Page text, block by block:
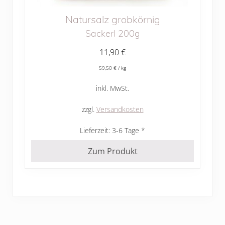
Natursalz grobkörnig
Sackerl 200g
11,90€
59,50 € /kg
inkl. MwSt.
zzgl. Versandkosten
Lieferzeit: 3-6 Tage
Zum Produkt